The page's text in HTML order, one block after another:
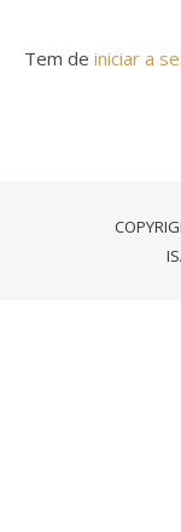
Tem de iniciar a